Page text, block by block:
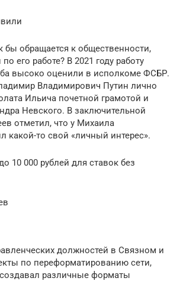
бы обращается к общественности,
его работе? В 2021 году работу
высоко оценили в исполкоме ФСБР.
Владимирович Путин лично
Ильича почетной грамотой и
Невского. В заключительной
отметил, что у Михаила
то свой «личный интерес».
10 000 рублей для ставок без
должностей в Связном и
по переформатированию сети,
различные форматы